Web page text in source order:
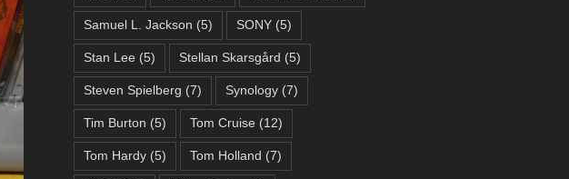
Samuel L. Jackson (5) SONY(5)
Stan Lee (5) Stellan Skarsgård (5)
Steven Spielberg (7) Synology(7)
Tim Burton (5) Tom Cruise (12)
Tom Hardy(5) Tom Holland (7)